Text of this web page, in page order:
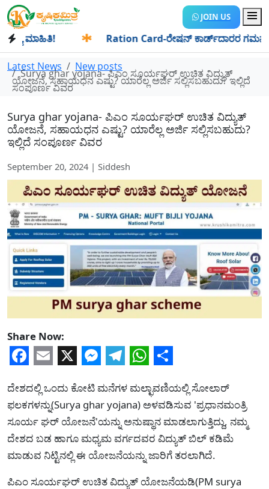
JOIN US
ಮಾಹಿತಿ! Ration Card-ರೇಷನ್ ಕಾರ್ಡ್‍ದಾರರ ಗಮನಕ್ಕೆ:
Latest News New posts
Surya ghar yojana- ಪಿಎಂ ಸೂರ್ಯಘರ್ ಉಚಿತ ವಿದ್ಯುತ್
ಯೋಜನೆ, ಸಹಾಯಧನ ಎಷ್ಟು? ಯಾರೆಲ್ಲ ಅರ್ಜಿ ಸಲ್ಲಿಸಬಹುದು? ಇಲ್ಲಿದೆ
ಸಂಪೂರ್ಣ ವಿವರ
Surya ghar yojana- ಪಿಎಂ ಸೂರ್ಯಘರ್ ಉಚಿತ ವಿದ್ಯುತ್
ಯೋಜನೆ, ಸಹಾಯಧನ ಎಷ್ಟು? ಯಾರೆಲ್ಲ ಅರ್ಜಿ ಸಲ್ಲಿಸಬಹುದು?
ಇಲ್ಲಿದೆ ಸಂಪೂರ್ಣ ವಿವರ
September 20, 2024 | Siddesh
Share Now:
Facebook
Email
X Messenger
Telegram
WhatsApp
Share
ದೇಶದಲ್ಲಿ ಒಂದು ಕೋಟಿ ಮನೆಗಳ ಮಲ್ಛಾವಣಿಯಲ್ಲಿ ಸೋಲಾರ್
ಫಲಕಗಳನ್ನು(Surya ghar yojana) ಅಳವಡಿಸುವ 'ಪ್ರಧಾನಮಂತ್ರಿ
ಸೂರ್ಯ ಘರ್ ಯೋಜನೆ'ಯನ್ನು ಅನುಷ್ಥಾನ ಮಾಡಲಾಗುತ್ತಿದ್ದು, ನಮ್ಮ
ದೇಶದ ಬಡ ಹಾಗೂ ಮಧ್ಯಮ ವರ್ಗದವರ ವಿದ್ಯುತ್​ ಬಿಲ್​ ಕಡಿಮೆ
ಮಾಡುವ ನಿಟ್ಟಿನಲ್ಲಿ ಈ ಯೋಜನೆಯನ್ನು ಜಾರಿಗೆ ತರಲಾಗಿದೆ.
ಪಿಎಂ ಸೂರ್ಯಘರ್ ಉಚಿತ ವಿದ್ಯುತ್ ಯೋಜನೆಯಡಿ(PM surya